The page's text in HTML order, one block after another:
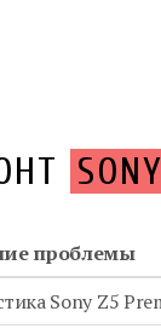
проблемы
Sony Z5